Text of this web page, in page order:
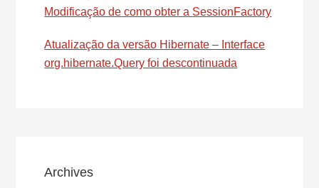
Modificação de como obter a SessionFactory
Atualização da versão Hibernate – Interface
org.hibernate.Query foi descontinuada
Archives